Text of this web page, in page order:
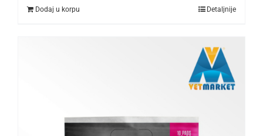
Dodaj u korpu Detaljnije